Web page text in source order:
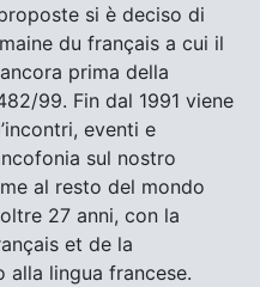
si è deciso di
du français a cui il
prima della
99. Fin dal 1991 viene
eventi e
sul nostro
al resto del mondo
27 anni, con la
et de la
alla lingua francese.